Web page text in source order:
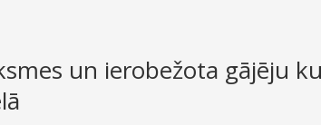
un ierobežota gājēju